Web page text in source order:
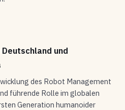
und
des Robot Management
führende Rolle im globalen
Generation humanoider